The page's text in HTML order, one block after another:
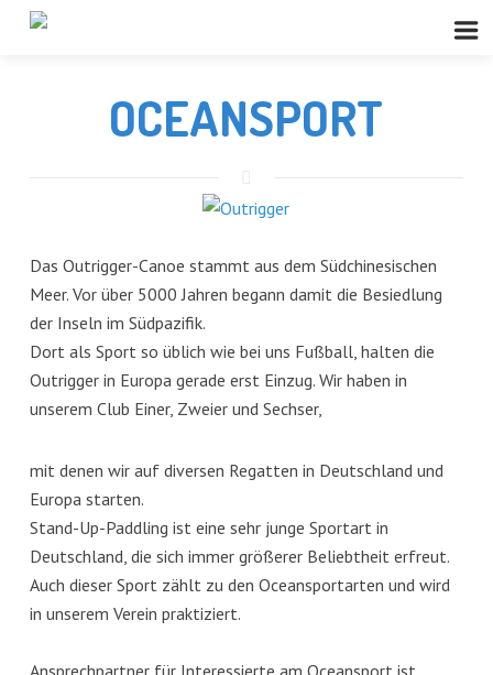
OCEANSPORT
Das Outrigger-Canoe stammt aus dem Südchinesischen
Meer. Vor über 5000 Jahren begann damit die Besiedlung
der Inseln im Südpazifik.
Dort als Sport so üblich wie bei uns Fußball, halten die
Outrigger in Europa gerade erst Einzug. Wir haben in
unserem Club Einer, Zweier und Sechser,
mit denen wir auf diversen Regatten in Deutschland und
Europa starten.
Stand-Up-Paddling ist eine sehr junge Sportart in
Deutschland, die sich immer größerer Beliebtheit erfreut.
Auch dieser Sport zählt zu den Oceansportarten und wird
in unserem Verein praktiziert.
Ansprechpartner für Interessierte am Oceansport ist